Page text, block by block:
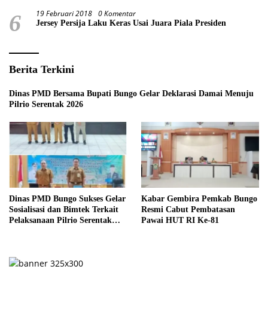
6 19 Februari 2018 0 Komentar
Jersey Persija Laku Keras Usai Juara Piala Presiden
Berita Terkini
Dinas PMD Bersama Bupati Bungo Gelar Deklarasi Damai Menuju
Pilrio Serentak 2026
Dinas PMD Bungo Sukses Gelar
Sosialisasi dan Bimtek Terkait
Pelaksanaan Pilrio Serentak
Kabar Gembira Pemkab Bungo
Resmi Cabut Pembatasan
Pawai HUT RI Ke-81